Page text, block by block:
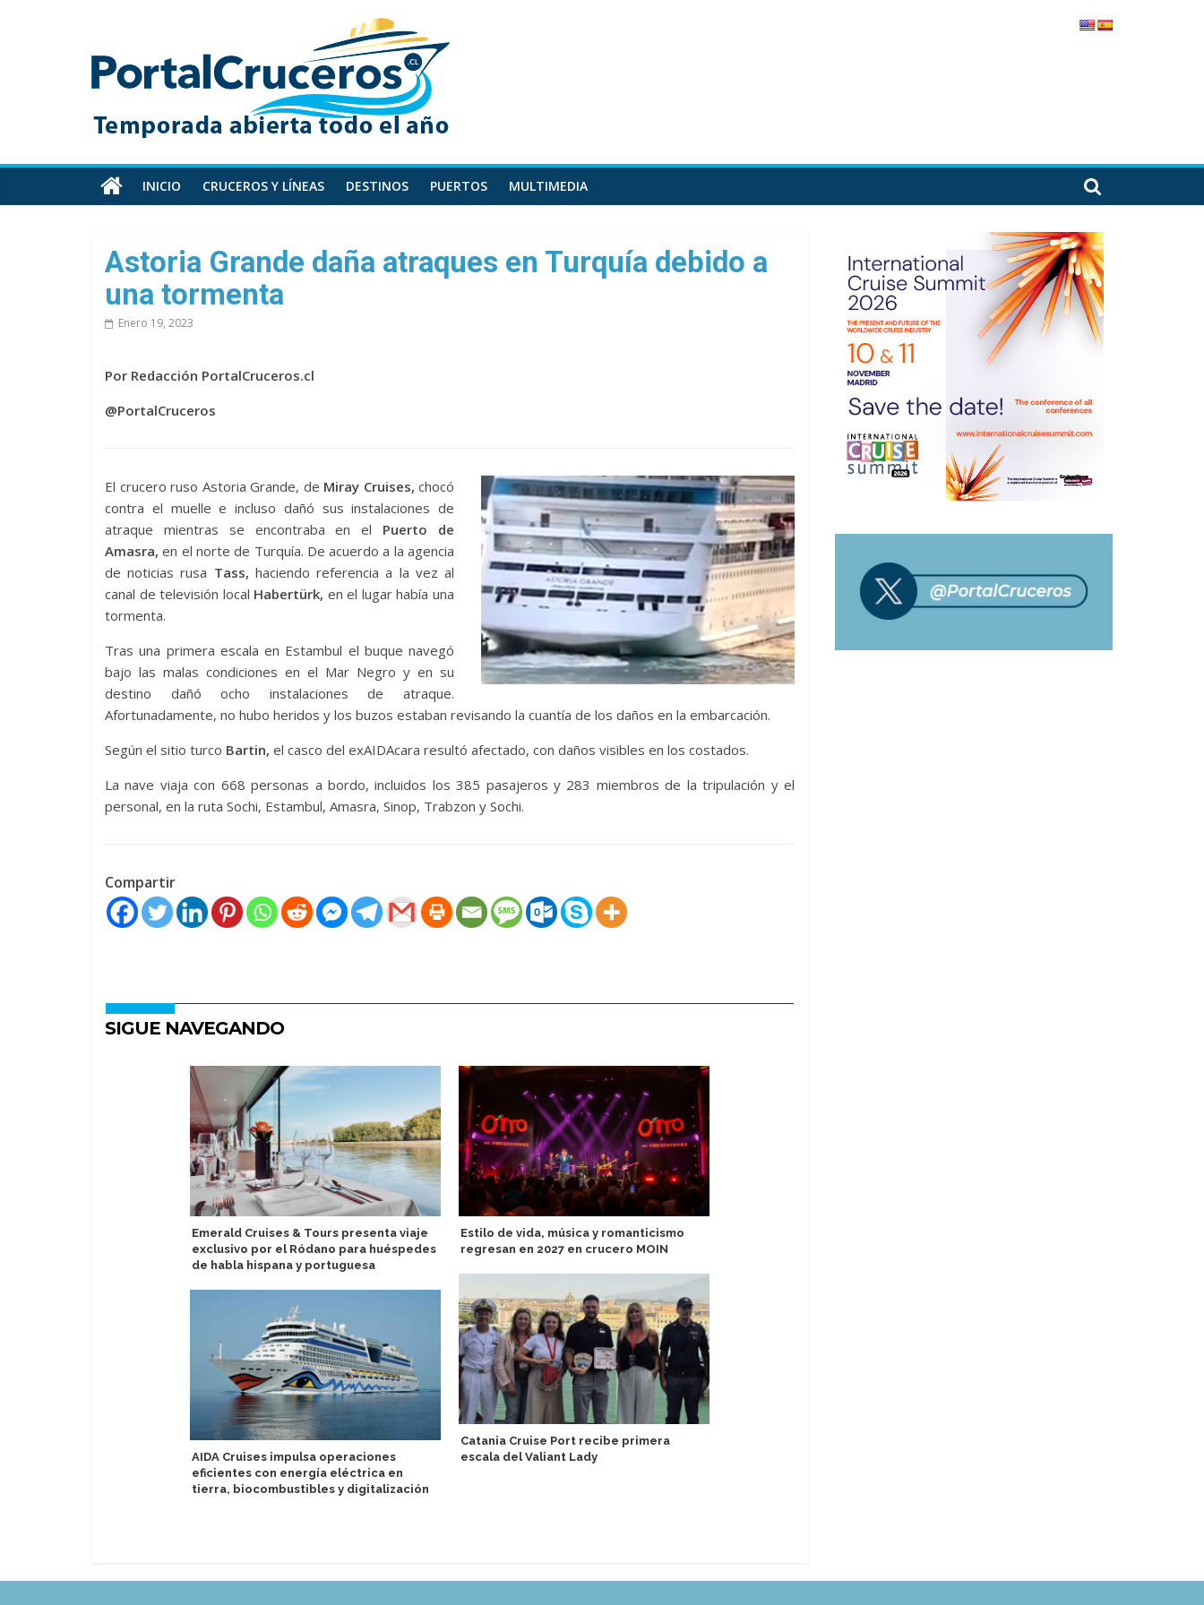
PortalCruceros
Toda
información
cruceros
en
un
sitio
INICIO CRUCEROS Y LÍNEAS DESTINOS PUERTOS MULTIMEDIA
Astoria Grande daña atraques en Turquía debido a
una tormenta
Enero 19, 2023
Por Redacción PortalCruceros.cl
@PortalCruceros
El crucero ruso Astoria Grande, de Miray Cruises, chocó
contra el muelle e incluso dañó sus instalaciones de
atraque mientras se encontraba en el Puerto de
Amasra, en el norte de Turquía. De acuerdo a la agencia
de noticias rusa Tass, haciendo referencia a la vez al
canal de televisión local Habertürk, en el lugar había una
tormenta.
Tras una primera escala en Estambul el buque navegó
bajo las malas condiciones en el Mar Negro y en su
destino dañó ocho instalaciones de atraque.
Afortunadamente, no hubo heridos y los buzos estaban revisando la cuantía de los daños en la embarcación.
Según el sitio turco Bartin, el casco del exAIDAcara resultó afectado, con daños visibles en los costados.
La nave viaja con 668 personas a bordo, incluidos los 385 pasajeros y 283 miembros de la tripulación y el
personal, en la ruta Sochi, Estambul, Amasra, Sinop, Trabzon y Sochi.
Compartir
SIGUE NAVEGANDO
Emerald Cruises & Tours presenta viaje
exclusivo por el Ródano para huéspedes
de habla hispana y portuguesa
AIDA Cruises impulsa operaciones
eficientes con energía eléctrica en
tierra, biocombustibles y digitalización
Estilo de vida, música y romanticismo
regresan en 2027 en crucero MOIN
Catania Cruise Port recibe primera
escala del Valiant Lady